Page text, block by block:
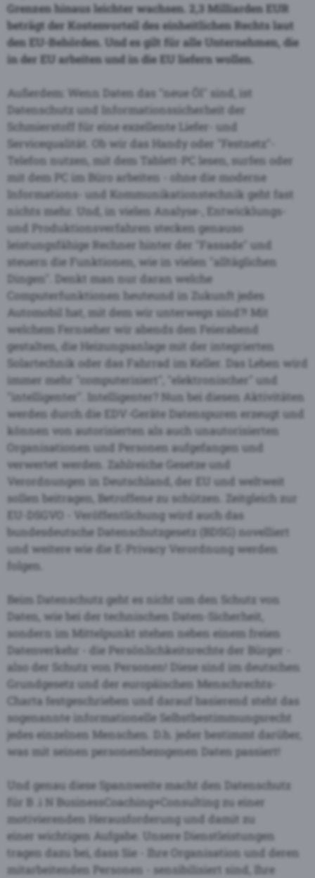
Grenzen hinaus leichter wachsen. 2,3 Milliarden EUR
beträgt der Kostenvorteil des einheitlichen Rechts laut
den EU-Behörden. Und es gilt für alle Unternehmen, die
in der EU arbeiten und in die EU liefern wollen.
Außerdem: Wenn Daten das "neue Öl" sind, ist
Datenschutz und Informationssicherheit der
Schmierstoff für eine exzellente Liefer- und
Servicequalität. Ob wir das Handy oder "Festnetz"-
Telefon nutzen, mit dem Tablett-PC lesen, surfen oder
mit dem PC im Büro arbeiten - ohne die moderne
Informations- und Kommunikationstechnik geht fast
nichts mehr. Und, in vielen Analyse-, Entwicklungs-
und Produktionsverfahren stecken genauso
leistungsfähige Rechner hinter der "Fassade" und
steuern die Funktionen, wie in vielen "alltäglichen
Dingen". Denkt man nur daran welche
Computerfunktionen heuteund in Zukunft jedes
Automobil hat, mit dem wir unterwegs sind?! Mit
welchem Fernseher wir abends den Feierabend
gestalten, die Heizungsanlage mit der integrierten
Solartechnik oder das Fahrrad im Keller. Das Leben wird
immer mehr "computerisiert", "elektronischer" und
"intelligenter". Intelligenter? Nun bei diesen Aktivitäten
werden durch die EDV-Geräte Datenspuren erzeugt und
können von autorisierten als auch unautorisierten
Organisationen und Personen aufgefangen und
verwertet werden. Zahlreiche Gesetze und
Verordnungen in Deutschland, der EU und weltweit
sollen beitragen, Betroffene zu schützen. Zeitgleich zur
EU-DSGVO - Veröffentlichung wird auch das
bundesdeutsche Datenschutzgesetz (BDSG) novelliert
und weitere wie die E-Privacy Verordnung werden
folgen.
Beim Datenschutz geht es nicht um den Schutz von
Daten, wie bei der technischen Daten-Sicherheit,
sondern im Mittelpunkt stehen neben einem freien
Datenverkehr - die Persönlichkeitsrechte der Bürger -
also der Schutz von Personen! Diese sind im deutschen
Grundgesetz und der europäischen Menschrechts-
Charta festgeschrieben und darauf basierend steht das
sogenannte informationelle Selbstbestimmungsrecht
jedes einzelnen Menschen. D.h. jeder bestimmt darüber,
was mit seinen personenbezogenen Daten passiert!
Und genau diese Spannweite macht den Datenschutz
für B .i N BusinessCoaching+Consulting zu einer
motivierenden Herausforderung und damit zu
einer wichtigen Aufgabe. Unsere Dienstleistungen
tragen dazu bei, dass Sie - Ihre Organisation und deren
mitarbeitenden Personen - sensibilisiert sind, Ihre